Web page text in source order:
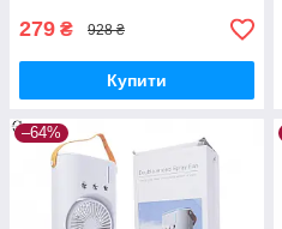
279 ₴ 928 ₴
Купити
–64%